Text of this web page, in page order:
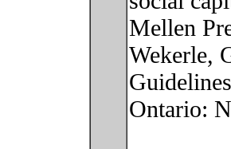
Mellen
Wekerle,
Ontario: